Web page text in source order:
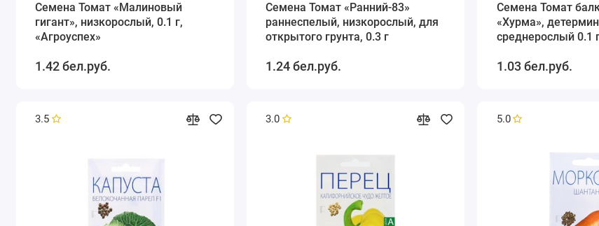
Семена Томат «Малиновый
гигант», низкорослый, 0.1 г,
«Агроуспех»
1.42 бел.руб.
Семена Томат «Ранний-83»
раннеспелый, низкорослый, для
открытого грунта, 0.3 г
1.24 бел.руб.
Семена Томат
«Хурма»,
среднерослый 0.1
1.03 бел.руб.
3.5 3.0 5.0